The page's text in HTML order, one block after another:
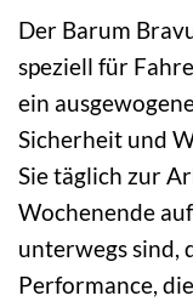
Der Barum
speziell für
ein
Sicherheit und
Sie täglich zur
Wochenende
unterwegs sind,
Performance,